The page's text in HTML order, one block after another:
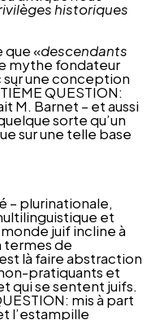
historiques
que «descendants
mythe fondateur
une conception
QUESTION:
M. Barnet – et aussi
sorte qu’un
sur une telle base
– plurinationale,
et
juif incline à
termes de
là faire abstraction
pratiquants et
qui se sentent juifs.
mis à part
l’estampille